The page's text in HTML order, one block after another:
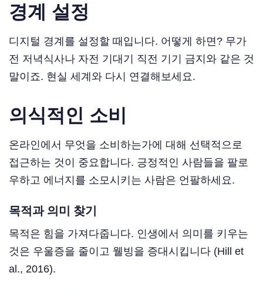
경계 설정
디지털 경계를 설정할 때입니다. 어떻게 하면? 무가
전 저녁식사나 자전 기대기 직전 기기 금지와 같은 것
말이죠. 현실 세계와 다시 연결해보세요.
의식적인 소비
온라인에서 무엇을 소비하는가에 대해 선택적으로
접근하는 것이 중요합니다. 긍정적인 사람들을 팔로
우하고 에너지를 소모시키는 사람은 언팔하세요.
목적과 의미 찾기
목적은 힘을 가져다줍니다. 인생에서 의미를 키우는
것은 우울증을 줄이고 웰빙을 증대시킵니다 (Hill et
al., 2016).